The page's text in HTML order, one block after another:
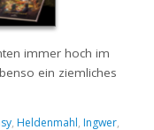
immer hoch im
ein ziemliches
, Heldenmahl, Ingwer,